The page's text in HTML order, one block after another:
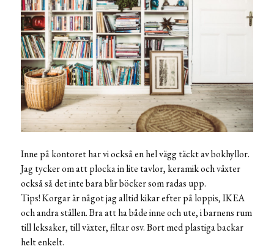
Inne på kontoret har vi också en hel vägg täckt av bokhyllor.
Jag tycker om att plocka in lite tavlor, keramik och växter
också så det inte bara blir böcker som radas upp.
Tips! Korgar är något jag alltid kikar efter på loppis, IKEA
och andra ställen. Bra att ha både inne och ute, i barnens rum
till leksaker, till växter, filtar osv. Bort med plastiga backar
helt enkelt.